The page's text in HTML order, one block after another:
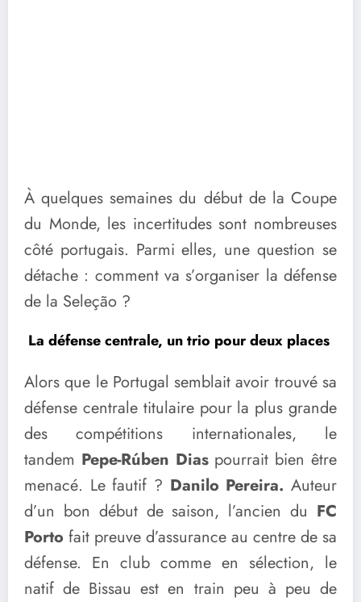
À quelques semaines du début de la Coupe
du Monde, les incertitudes sont nombreuses
côté portugais. Parmi elles, une question se
détache : comment va s’organiser la défense
de la Seleção ?
La défense centrale, un trio pour deux places
Alors que le Portugal semblait avoir trouvé sa
défense centrale titulaire pour la plus grande
des compétitions internationales, le
tandem Pepe-Rúben Diaspourrait bien être
menacé. Le fautif ? Danilo Pereira.Auteur
d’un bon début de saison, l’ancien du FC
Porto fait preuve d’assurance au centre de sa
défense. En club comme en sélection, le
natif de Bissau est en train peu à peu de